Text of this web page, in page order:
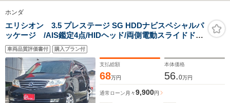
ホンダ
エリシオン 3.5 プレステージ SG HDDナビスペシャルパ
ッケージ /AIS鑑定4点/HIDヘッド/両側電動スライドド
ア/レザーシート/リアフィルム貼り/クルーズC/純正ナ
ビ/CD・DVD/ミュージックサーバー/バックモニター/リア
フリップダウンモニター(純正ヘッドホン付き)/ETC
車両品質評価書付 購入プラン付
支払総額
68万円
本体価格
56.0万円
通常ローン 月々9,900円